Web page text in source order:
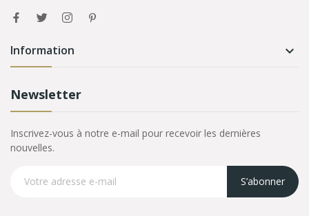
Information 
Newsletter
Inscrivez-vous à notre e-mail pour recevoir les dernières
nouvelles.
S’abonner